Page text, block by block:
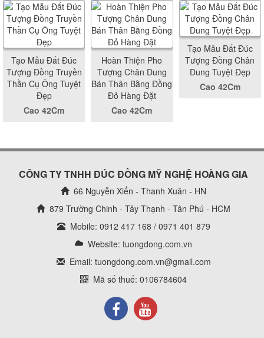
Tạo Mẫu Đất Đúc
Tượng Đồng Truyền
Thần Cụ Ông Tuyệt
Đẹp
Cao 42Cm
Hoàn Thiện Pho
Tượng Chân Dung
Bán Thân Bằng Đồng
Đỏ Hàng Đặt
Cao 42Cm
Tạo Mẫu Đất Đúc
Tượng Đồng Chân
Dung Tuyệt Đẹp
Cao 42Cm
CÔNG TY TNHH ĐÚC ĐỒNG MỸ NGHỆ HOÀNG GIA
66 Nguyễn Xiển - Thanh Xuân - HN
879 Trường Chinh - Tây Thạnh - Tân Phú - HCM
Mobile: 0912 417 168 / 0971 401 879
Website: tuongdong.com.vn
Email: tuongdong.com.vn@gmail.com
Mã số thuế: 0106784604